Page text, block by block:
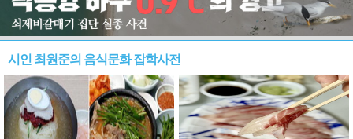
시인 최원준의 음식문화 잡학사전